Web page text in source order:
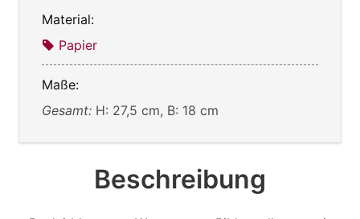
Material:
Papier
Maße:
Gesamt: H: 27,5 cm, B: 18 cm
Beschreibung